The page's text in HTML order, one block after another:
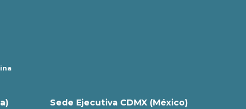
Sede Ejecutiva CDMX (México)